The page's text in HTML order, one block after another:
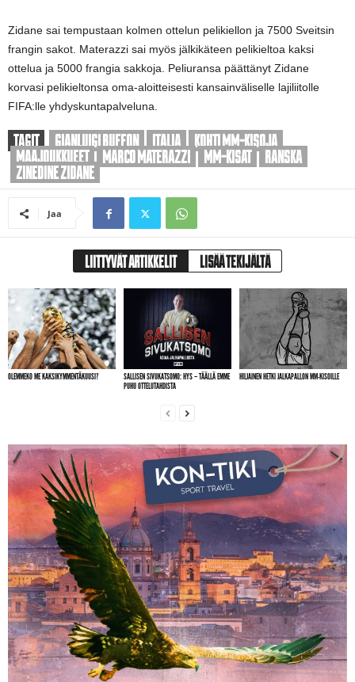
Zidane sai tempustaan kolmen ottelun pelikiellon ja 7500 Sveitsin
frangin sakot. Materazzi sai myös jälkikäteen pelikieltoa kaksi
ottelua ja 5000 frangia sakkoja. Peliuransa päättänyt Zidane
korvasi pelikieltonsa oma-aloitteisesti kansainväliselle lajiliitolle
FIFA:lle yhdyskuntapalveluna.
TAGIT GIANLUIGI BUFFON ITALIA
KOHTI MM-KISOJA
MAAJOUKKUEET
MARCO MATERAZZI MM-KISAT
RANSKA
ZINEDINE ZIDANE
Jaa
LIITTYVÄT ARTIKKELIT LISÄÄ TEKIJÄLTÄ
OLEMMEKO ME KAKSIKYMMENTÄKUUSI?
SALLISEN SIVUKATSOMO: HYS – TÄÄLLÄ EMME
PUHU OTTELUTAHDISTA
HILJAINEN HETKI JALKAPALLON MM-KISOILLE